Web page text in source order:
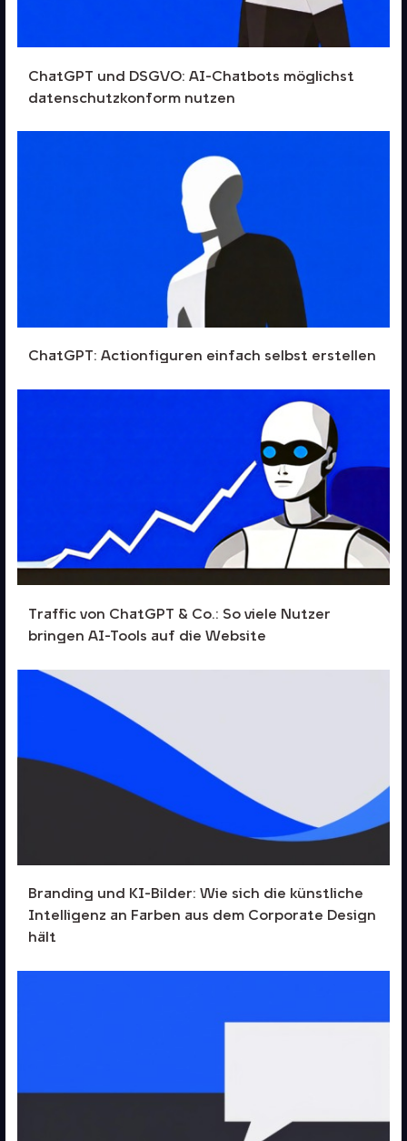
ChatGPT und DSGVO: AI-Chatbots möglichst
datenschutzkonform nutzen
ChatGPT: Actionfiguren einfach selbst erstellen
Traffic von ChatGPT & Co.: So viele Nutzer
bringen AI-Tools auf die Website
Branding und KI-Bilder: Wie sich die künstliche
Intelligenz an Farben aus dem Corporate Design
hält